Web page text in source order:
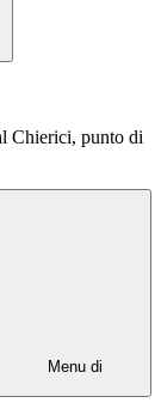
Chierici, punto di
Menu di